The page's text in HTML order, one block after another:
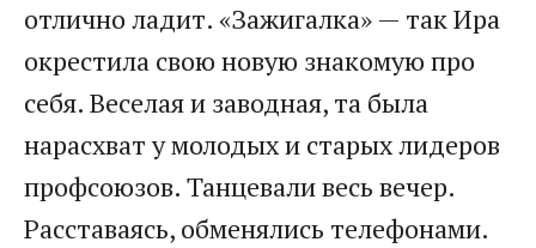
отлично ладит. «Зажигалка» — так Ира
окрестила свою новую знакомую про
себя. Веселая и заводная, та была
нарасхват у молодых и старых лидеров
профсоюзов. Танцевали весь вечер.
Расставаясь, обменялись телефонами.